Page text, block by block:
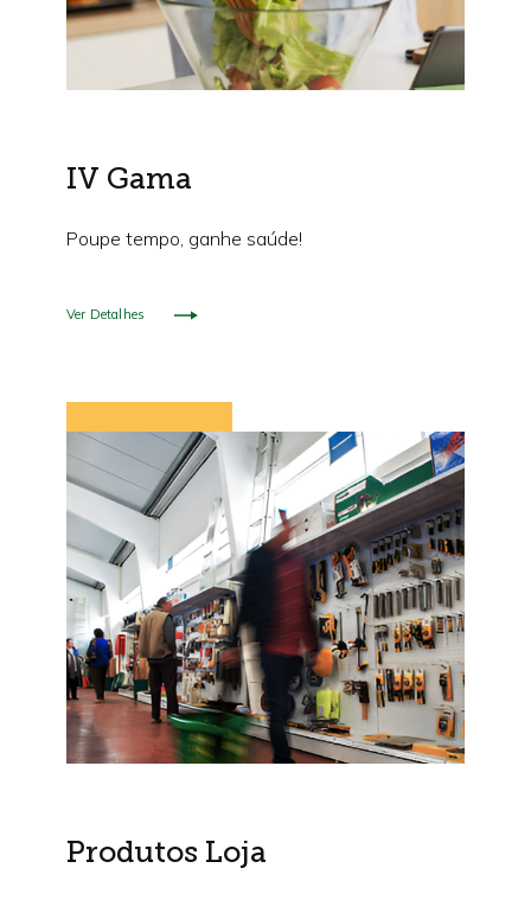
IV Gama
Poupe tempo, ganhe saúde!
Ver Detalhes
Produtos Loja